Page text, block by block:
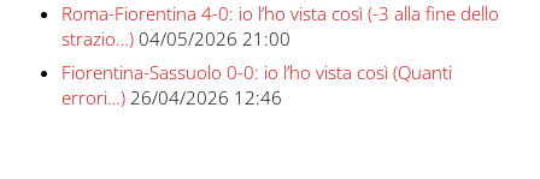
Roma-Fiorentina 4-0: io l’ho vista così (-3 alla fine dello
strazio…) 04/05/2026 21:00
Fiorentina-Sassuolo 0-0: io l’ho vista così (Quanti
errori…) 26/04/2026 12:46